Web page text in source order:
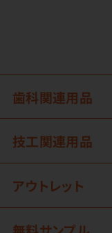
歯科関連用品
技工関連用品
アウトレット